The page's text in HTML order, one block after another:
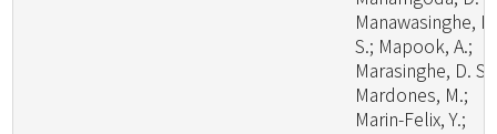
Manawasinghe, I.
S.; Mapook, A.;
Marasinghe, D. S.;
Mardones, M.;
Marin-Felix, Y.;